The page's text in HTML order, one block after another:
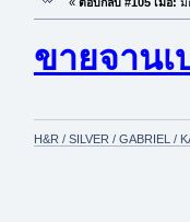
ขายจานเ
H&R / SILVER / GABRIEL /